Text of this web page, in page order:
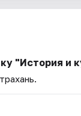
"История и